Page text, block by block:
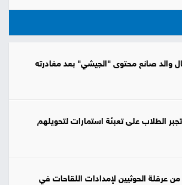
والد صانع محتوى "الجيشي" بعد مغادرته
الطلاب على تعبئة استمارات لتحويلهم
عرقلة الحوثيين لإمدادات اللقاحات في